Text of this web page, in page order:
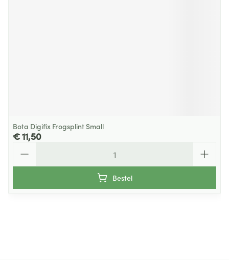
Bota Digifix Frogsplint Small
€ 11,50
Bestel